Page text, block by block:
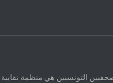
التونسيين هي منظمة